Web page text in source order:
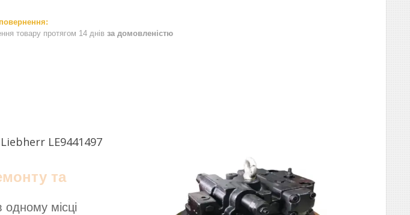
товару протягом 14 днів за домовленістю
LE9441497
та
місці